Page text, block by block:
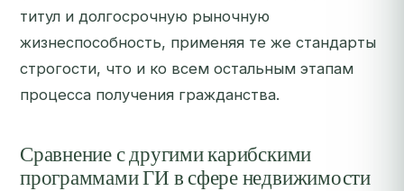
титул и долгосрочную рыночную
жизнеспособность, применяя те же стандарты
строгости, что и ко всем остальным этапам
процесса получения гражданства.
Сравнение с другими карибскими
программами ГИ в сфере недвижимости